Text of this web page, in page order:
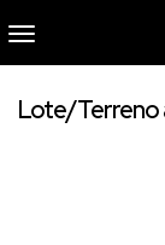
Lote/Terreno